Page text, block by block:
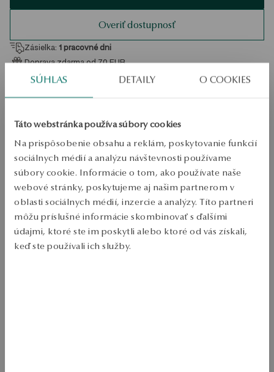
SÚHLAS DETAILY O COOKIES
Táto webstránka používa súbory cookies
Na prispôsobenie obsahu a reklám, poskytovanie funkcií
sociálnych médií a analýzu návštevnosti používame
súbory cookie. Informácie o tom, ako používate naše
webové stránky, poskytujeme aj našim partnerom v
oblasti sociálnych médií, inzercie a analýzy. Títo partneri
môžu príslušné informácie skombinovať s ďalšími
údajmi, ktoré ste im poskytli alebo ktoré od vás získali,
keď ste používali ich služby.
Overiť dostupnosť
Zásielka: 1pracovné dni
Doprava zdarma od 70 EUR
Bezplatné vrátenie tovaru do 30 dní
Typ výrobku: kruhové náušnice
Kov: žlté zlato
Punc: 375
Typ spony: krídlo
Priemerná hmotnosť: 2.15 g